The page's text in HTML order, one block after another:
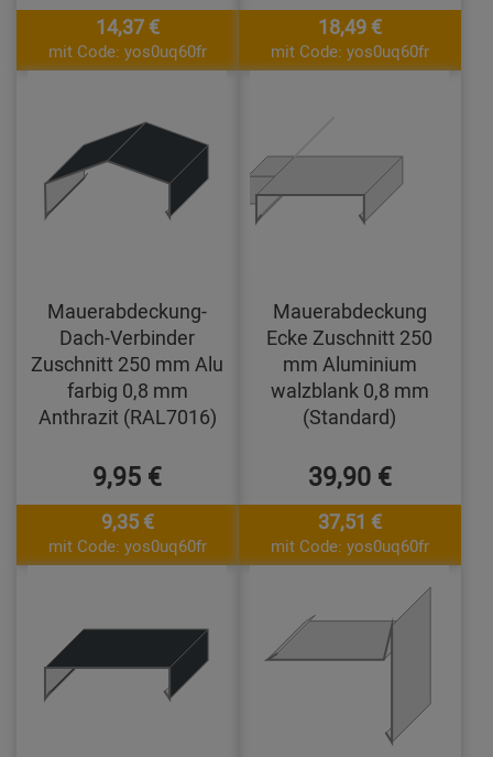
14,37 €
mit Code: yos0uq60fr
18,49 €
mit Code: yos0uq60fr
Mauerabdeckung-
Dach-Verbinder
Zuschnitt 250 mm Alu
farbig 0,8 mm
Anthrazit (RAL7016)
9,95 €
9,35 €
mit Code: yos0uq60fr
Mauerabdeckung
Ecke Zuschnitt 250
mm Aluminium
walzblank 0,8 mm
(Standard)
39,90 €
37,51 €
mit Code: yos0uq60fr